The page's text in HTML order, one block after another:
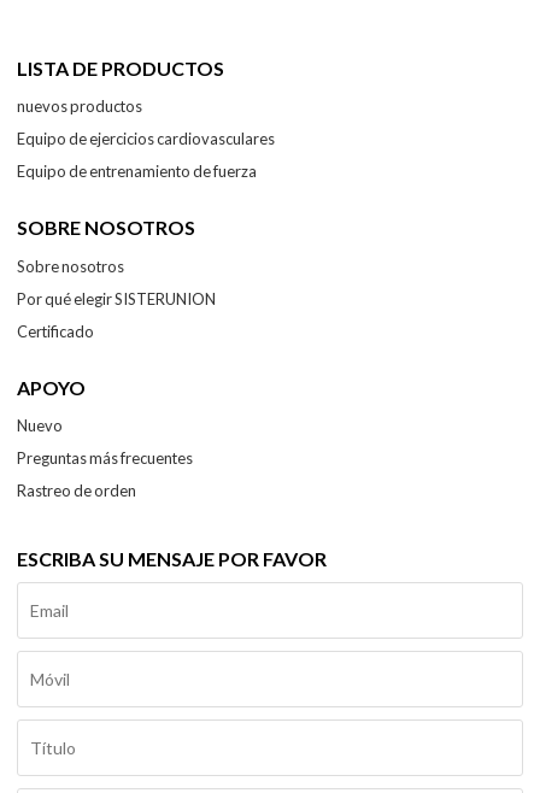
LISTA DE PRODUCTOS
nuevos productos
Equipo de ejercicios cardiovasculares
Equipo de entrenamiento de fuerza
SOBRE NOSOTROS
Sobre nosotros
Por qué elegir SISTERUNION
Certificado
APOYO
Nuevo
Preguntas más frecuentes
Rastreo de orden
ESCRIBA SU MENSAJE POR FAVOR